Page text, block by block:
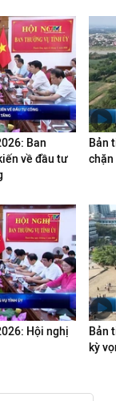
Ban
về đầu tư
Bản
chặn
Hội nghị
Bản
kỳ